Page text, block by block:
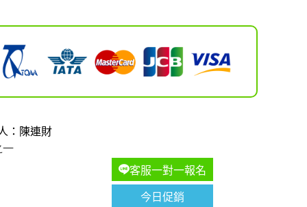
：陳連財
一
客服一對一報名
今日促銷